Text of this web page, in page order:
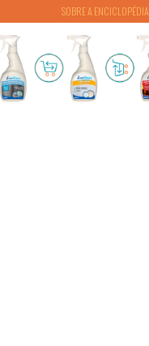
SOBRE A ENCICLOPÉDIA